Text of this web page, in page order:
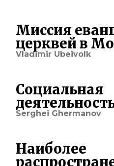
Миссия
церквей в
Vladimir Ubeivolk
Социальная
Serghei Ghermanov
Наиболее